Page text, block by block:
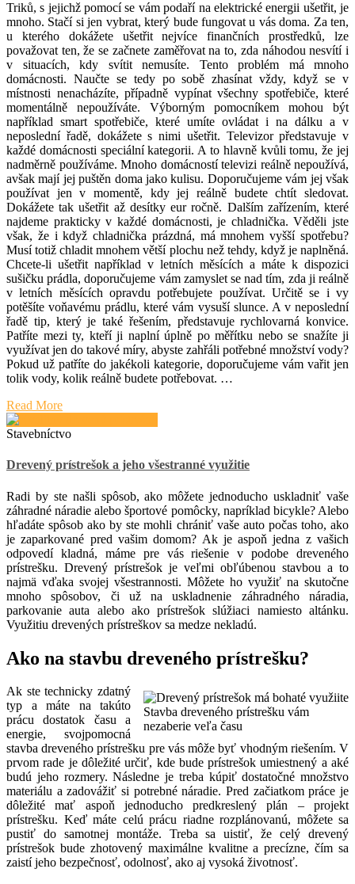
Triků, s jejichž pomocí se vám podaří na elektrické energii ušetřit, je
mnoho. Stačí si jen vybrat, který bude fungovat u vás doma. Za ten,
u kterého dokážete ušetřit nejvíce finančních prostředků, lze
považovat ten, že se začnete zaměřovat na to, zda náhodou nesvítí i
v situacích, kdy svítit nemusíte. Tento problém má mnoho
domácnosti. Naučte se tedy po sobě zhasínat vždy, když se v
místnosti nenacházíte, případně vypínat všechny spotřebiče, které
momentálně nepoužíváte. Výborným pomocníkem mohou být
například smart spotřebiče, které umíte ovládat i na dálku a v
neposlední řadě, dokážete s nimi ušetřit. Televizor představuje v
každé domácnosti speciální kategorii. A to hlavně kvůli tomu, že jej
nadměrně používáme. Mnoho domácností televizi reálně nepoužívá,
avšak mají jej puštěn doma jako kulisu. Doporučujeme vám jej však
používat jen v momentě, kdy jej reálně budete chtít sledovat.
Dokážete tak ušetřit až desítky eur ročně. Dalším zařízením, které
najdeme prakticky v každé domácnosti, je chladnička. Věděli jste
však, že i když chladnička prázdná, má mnohem vyšší spotřebu?
Musí totiž chladit mnohem větší plochu než tehdy, když je naplněná.
Chcete-li ušetřit například v letních měsících a máte k dispozici
sušičku prádla, doporučujeme vám zamyslet se nad tím, zda ji reálně
v letních měsících opravdu potřebujete používat. Určitě se i vy
potěšíte voňavému prádlu, které vám vysuší slunce. A v neposlední
řadě tip, který je také řešením, představuje rychlovarná konvice.
Patříte mezi ty, kteří ji naplní úplně po měřítku nebo se snažíte ji
využívat jen do takové míry, abyste zahřáli potřebné množství vody?
Pokud už patříte do jakékoli kategorie, doporučujeme vám vařit jen
tolik vody, kolik reálně budete potřebovat. …
Read More
Stavebníctvo
Drevený prístrešok a jeho všestranné využitie
Radi by ste našli spôsob, ako môžete jednoducho uskladniť vaše
záhradné náradie alebo športové pomôcky, napríklad bicykle? Alebo
hľadáte spôsob ako by ste mohli chrániť vaše auto počas toho, ako
je zaparkované pred vašim domom? Ak je aspoň jedna z vašich
odpovedí kladná, máme pre vás riešenie v podobe dreveného
prístrešku. Drevený prístrešok je veľmi obľúbenou stavbou a to
najmä vďaka svojej všestrannosti. Môžete ho využiť na skutočne
mnoho spôsobov, či už na uskladnenie záhradného náradia,
parkovanie auta alebo ako prístrešok slúžiaci namiesto altánku.
Využitiu drevených prístreškov sa medze nekladú.
Ako na stavbu dreveného prístrešku?
Stavba dreveného prístrešku vám
nezaberie veľa času
Ak ste technicky zdatný
typ a máte na takúto
prácu dostatok času a
energie, svojpomocná
stavba dreveného prístrešku pre vás môže byť vhodným riešením. V
prvom rade je dôležité určiť, kde bude prístrešok umiestnený a aké
budú jeho rozmery. Následne je treba kúpiť dostatočné množstvo
materiálu a zadovážiť si potrebné náradie. Pred začiatkom práce je
dôležité mať aspoň jednoducho predkreslený plán – projekt
prístrešku. Keď máte celú prácu riadne rozplánovanú, môžete sa
pustiť do samotnej montáže. Treba sa uistiť, že celý drevený
prístrešok bude zhotovený maximálne kvalitne a precízne, čím sa
zaistí jeho bezpečnosť, odolnosť, ako aj vysoká životnosť.